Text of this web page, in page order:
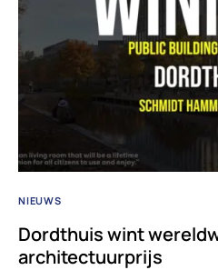
NIEUWS
Dordthuis wint
architectuurprijs